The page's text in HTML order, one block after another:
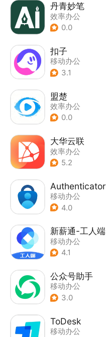
丹青妙笔
效率办公
0.0
扣子
移动办公
3.1
盟楚
效率办公
0.0
大华云联
效率办公
5.2
Authenticator
移动办公
4.0
新薪通-工人端
移动办公
4.1
公众号助手
移动办公
3.0
ToDesk
移动办公